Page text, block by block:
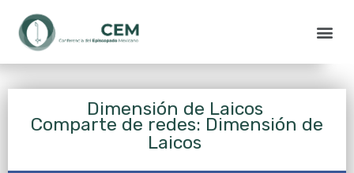
Dimensión de Laicos
Comparte de redes: Dimensión de
Laicos